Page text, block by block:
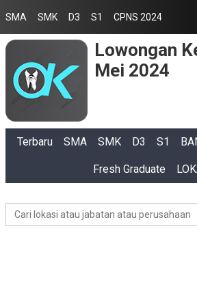
SMA SMK D3 S1 CPNS 2024
Lowongan
Mei 2024
Terbaru SMA SMK D3 S1
Fresh Graduate